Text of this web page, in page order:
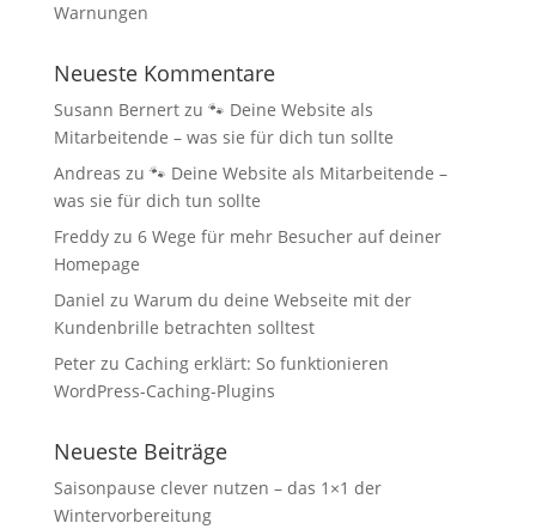
Warnungen
Neueste Kommentare
Susann Bernertzu 🐾 Deine Website als
Mitarbeitende – was sie für dich tun sollte
Andreas zu 🐾 Deine Website als Mitarbeitende –
was sie für dich tun sollte
Freddyzu 6 Wege für mehr Besucher auf deiner
Homepage
Daniel zu Warum du deine Webseite mit der
Kundenbrille betrachten solltest
Peterzu Caching erklärt: So funktionieren
WordPress-Caching-Plugins
Neueste Beiträge
Saisonpause clever nutzen – das 1×1 der
Wintervorbereitung